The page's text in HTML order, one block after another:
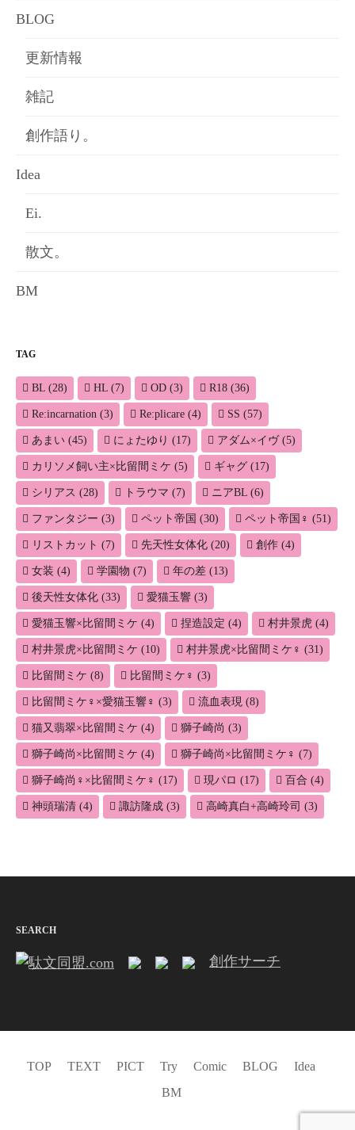
BLOG
更新情報
雑記
創作語り。
Idea
Ei.
散文。
BM
TAG
BL (28) HL (7) OD (3) R18 (36)
Re:incarnation (3) Re:plicare (4) SS (57)
あまい (45) にょたゆり (17) アダム×イヴ(5)
カリソメ飼い主×比留間ミケ (5) ギャグ (17)
シリアス (28) トラウマ (7) ニアBL (6)
ファンタジー (3) ペット帝国 (30) ペット帝国♀ (51)
リストカット (7) 先天性女体化 (20) 創作 (4)
女装 (4) 学園物 (7) 年の差 (13)
後天性女体化 (33) 愛猫玉響 (3)
愛猫玉響×比留間ミケ (4) 捏造設定 (4) 村井景虎 (4)
村井景虎×比留間ミケ (10) 村井景虎×比留間ミケ♀ (31)
比留間ミケ (8) 比留間ミケ♀ (3)
比留間ミケ♀×愛猫玉響♀ (3) 流血表現 (8)
猫又翡翠×比留間ミケ (4) 獅子崎尚 (3)
獅子崎尚×比留間ミケ (4) 獅子崎尚×比留間ミケ♀ (7)
獅子崎尚♀×比留間ミケ♀ (17) 現パロ (17) 百合 (4)
神頭瑞清 (4) 諏訪隆成 (3) 高崎真白+高崎玲司 (3)
SEARCH
創作サーチ
TOP TEXT PICT Try Comic BLOG
Idea
BM